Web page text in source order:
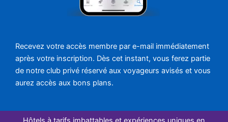
Recevez votre accès membre par e-mail immédiatement
après votre inscription. Dès cet instant, vous ferez partie
de notre club privé réservé aux voyageurs avisés et vous
aurez accès aux bons plans.